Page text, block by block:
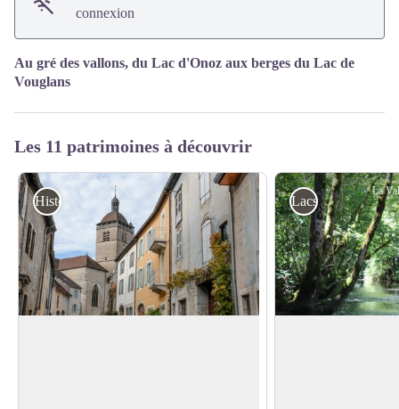
connexion
Au gré des vallons, du Lac d'Onoz aux berges du Lac de
Vouglans
Les 11 patrimoines à découvrir
Histoire et Patrimoine
La
Lacs et Rivières